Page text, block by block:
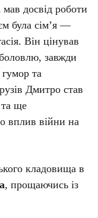
досвід роботи
була сім’я —
Він цінував
завжди
та
Дмитро став
ще
вплив війни на
кладовища в
, прощаючись із